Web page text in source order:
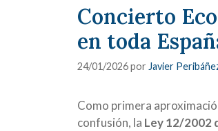
Concierto
en toda
24/01/2026por Javier
Como primera
confusión, la Ley 12/2002